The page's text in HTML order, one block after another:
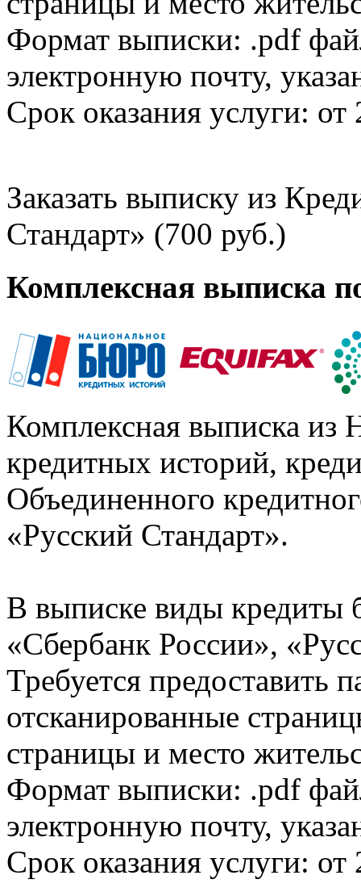
Формат выписки: .pdf
электронную почту,
Срок оказания услуги: от
Заказать выписку из
Стандарт» (700 руб.)
Комплексная выписка
Комплексная выписка из
кредитных историй,
Объединенного
«Русский Стандарт».
В выписке виды кредиты
«Сбербанк России»,
Требуется предоставить
отсканированные
страницы и место
Формат выписки: .pdf
электронную почту,
Срок оказания услуги: от